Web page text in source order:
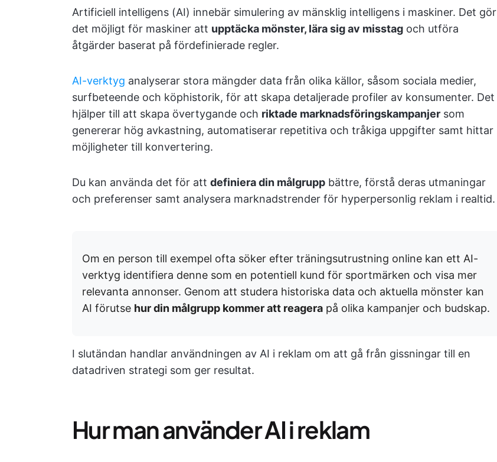
Artificiell intelligens (AI) innebär simulering av mänsklig intelligens i maskiner. Det gör
det möjligt för maskiner att upptäcka mönster, lära sig av misstag och utföra
åtgärder baserat på fördefinierade regler.
AI-verktyg analyserar stora mängder data från olika källor, såsom sociala medier,
surfbeteende och köphistorik, för att skapa detaljerade profiler av konsumenter. Det
hjälper till att skapa övertygande och riktade marknadsföringskampanjer som
genererar hög avkastning, automatiserar repetitiva och tråkiga uppgifter samt hittar
möjligheter till konvertering.
Du kan använda det för att definiera din målgrupp bättre, förstå deras utmaningar
och preferenser samt analysera marknadstrender för hyperpersonlig reklam i realtid.
Om en person till exempel ofta söker efter träningsutrustning online kan ett AI-
verktyg identifiera denne som en potentiell kund för sportmärken och visa mer
relevanta annonser. Genom att studera historiska data och aktuella mönster kan
AI förutse hur din målgrupp kommer att reagera på olika kampanjer och budskap.
I slutändan handlar användningen av AI i reklam om att gå från gissningar till en
datadriven strategi som ger resultat.
Hur man använder AI i reklam